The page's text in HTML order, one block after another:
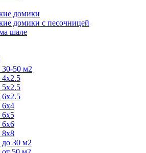
домики
домики с песочницей
шале
50 м2
4x2.5
5x2.5
6x2.5
6х4
6х5
6х6
8x8
30 м2